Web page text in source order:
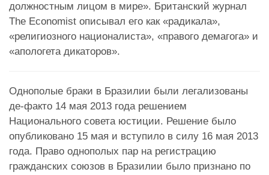
должностным лицом в мире». Британский журнал
The Economist описывал его как «радикала»,
«религиозного националиста», «правого демагога» и
«апологета дикаторов».
Однополые браки в Бразилии были легализованы
де-факто 14 мая 2013 года решением
Национального совета юстиции. Решение было
опубликовано 15 мая и вступило в силу 16 мая 2013
года. Право однополых пар на регистрацию
гражданских союзов в Бразилии было признано по